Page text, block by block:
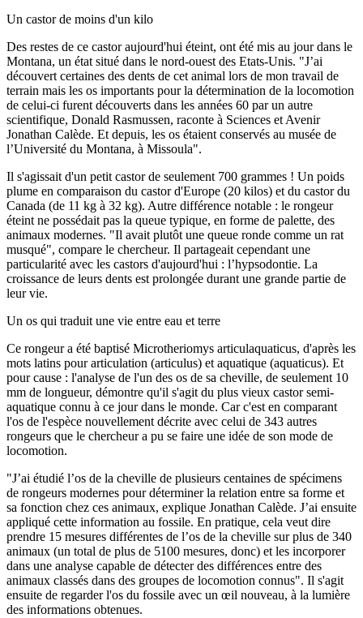
Un castor de moins d'un kilo
Des restes de ce castor aujourd'hui éteint, ont été mis au jour dans le
Montana, un état situé dans le nord-ouest des Etats-Unis. "J’ai
découvert certaines des dents de cet animal lors de mon travail de
terrain mais les os importants pour la détermination de la locomotion
de celui-ci furent découverts dans les années 60 par un autre
scientifique, Donald Rasmussen, raconte à Sciences et Avenir
Jonathan Calède. Et depuis, les os étaient conservés au musée de
l’Université du Montana, à Missoula".
Il s'agissait d'un petit castor de seulement 700 grammes ! Un poids
plume en comparaison du castor d'Europe (20 kilos) et du castor du
Canada (de 11 kg à 32 kg). Autre différence notable : le rongeur
éteint ne possédait pas la queue typique, en forme de palette, des
animaux modernes. "Il avait plutôt une queue ronde comme un rat
musqué", compare le chercheur. Il partageait cependant une
particularité avec les castors d'aujourd'hui : l’hypsodontie. La
croissance de leurs dents est prolongée durant une grande partie de
leur vie.
Un os qui traduit une vie entre eau et terre
Ce rongeur a été baptisé Microtheriomys articulaquaticus, d'après les
mots latins pour articulation (articulus) et aquatique (aquaticus). Et
pour cause : l'analyse de l'un des os de sa cheville, de seulement 10
mm de longueur, démontre qu'il s'agit du plus vieux castor semi-
aquatique connu à ce jour dans le monde. Car c'est en comparant
l'os de l'espèce nouvellement décrite avec celui de 343 autres
rongeurs que le chercheur a pu se faire une idée de son mode de
locomotion.
"J’ai étudié l’os de la cheville de plusieurs centaines de spécimens
de rongeurs modernes pour déterminer la relation entre sa forme et
sa fonction chez ces animaux, explique Jonathan Calède. J’ai ensuite
appliqué cette information au fossile. En pratique, cela veut dire
prendre 15 mesures différentes de l’os de la cheville sur plus de 340
animaux (un total de plus de 5100 mesures, donc) et les incorporer
dans une analyse capable de détecter des différences entre des
animaux classés dans des groupes de locomotion connus". Il s'agit
ensuite de regarder l'os du fossile avec un œil nouveau, à la lumière
des informations obtenues.